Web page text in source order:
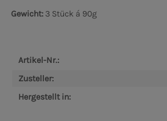
Gewicht: 3 Stück á 90g
Artikel-Nr.:
Zusteller:
Hergestellt in: